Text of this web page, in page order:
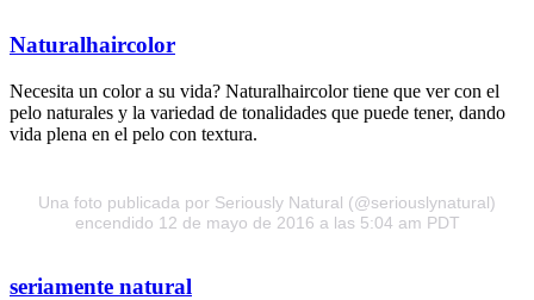
Naturalhaircolor
Necesita un color a su vida? Naturalhaircolor tiene que ver con el
pelo naturales y la variedad de tonalidades que puede tener, dando
vida plena en el pelo con textura.
Una foto publicada por Seriously Natural (@seriouslynatural)
encendido 12 de mayo de 2016 a las 5:04 am PDT
seriamente natural